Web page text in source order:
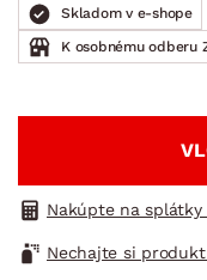
Skladom v e-shope
K osobnému odberu
Nakúpte na splátky
Nechajte si produkt